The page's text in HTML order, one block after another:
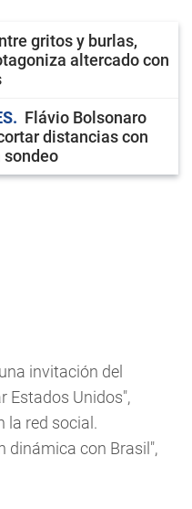
gritos y burlas,
altercado con
Flávio Bolsonaro
distancias con
sondeo
invitación del
Estados Unidos",
la red social.
dinámica con Brasil",